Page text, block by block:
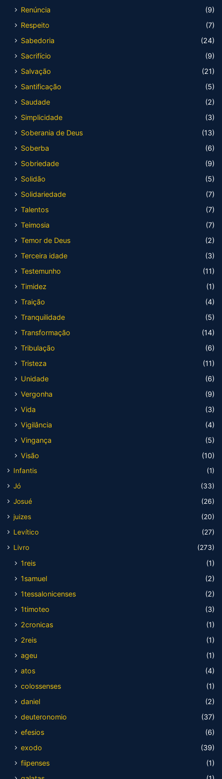
Renúncia
(9)
Respeito
(7)
Sabedoria
(24)
Sacrifício
(9)
Salvação
(21)
Santificação
(5)
Saudade
(2)
Simplicidade
(3)
Soberania de Deus
(13)
Soberba
(6)
Sobriedade
(9)
Solidão
(5)
Solidariedade
(7)
Talentos
(7)
Teimosia
(7)
Temor de Deus
(2)
Terceira idade
(3)
Testemunho
(11)
Timidez
(1)
Traição
(4)
Tranquilidade
(5)
Transformação
(14)
Tribulação
(6)
Tristeza
(11)
Unidade
(6)
Vergonha
(9)
Vida
(3)
Vigilância
(4)
Vingança
(5)
Visão
(10)
Infantis
(1)
Jó
(33)
Josué
(26)
juizes
(20)
Levítico
(27)
Livro
(273)
1reis
(1)
1samuel
(2)
1tessalonicenses
(2)
1timoteo
(3)
2cronicas
(1)
2reis
(1)
ageu
(1)
atos
(4)
colossenses
(1)
daniel
(2)
deuteronomio
(37)
efesios
(6)
exodo
(39)
fiipenses
(1)